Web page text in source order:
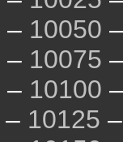
– 10050
– 10075
– 10100
– 10125